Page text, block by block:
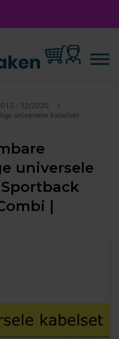
- 12/2020
universele kabelset
universele
|